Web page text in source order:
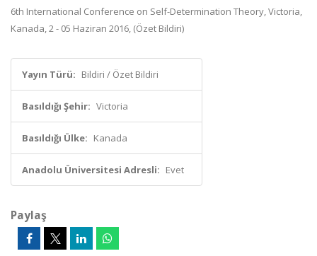
6th International Conference on Self-Determination Theory, Victoria,
Kanada, 2 - 05 Haziran 2016, (Özet Bildiri)
Yayın Türü: Bildiri / Özet Bildiri
Basıldığı Şehir: Victoria
Basıldığı Ülke: Kanada
Anadolu Üniversitesi Adresli: Evet
Paylaş